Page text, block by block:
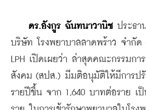
ดร.อังกูร ฉันทนาวานิช ประธา
บริษัท โรงพยาบาลลาดพร้าว จำกั
LPH เปิดเผยว่า ล่าสุดคณะกรรมกา
สังคม (สปส.) มีมติอนุมัติให้มีการปรั
รายปีขึ้น จาก 1,640 บาทต่อราย เ